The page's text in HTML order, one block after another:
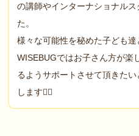
の講師やインターナショナル
た。
様々な可能性を秘めた子ども達
WISEBUGではお子さん方が楽
るようサポートさせて頂きた
します🙇‍♀️